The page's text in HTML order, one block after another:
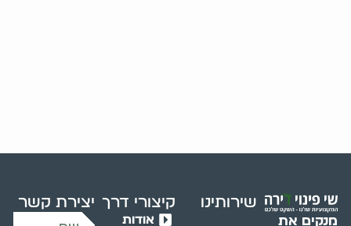
מנקים את
שירותינו קיצורי דרך
אודות
יצירת קשר